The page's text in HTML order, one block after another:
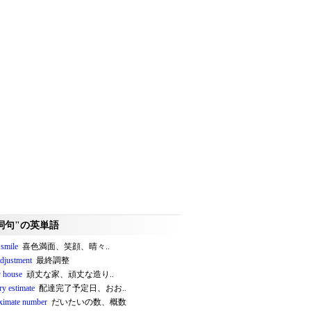
句"の英単語
喜色満面、笑顔、晴々..
最終調整
house 頑丈な家、頑丈な造り..
estimate 配達完了予定日、おお..
number だいたいの数、概数